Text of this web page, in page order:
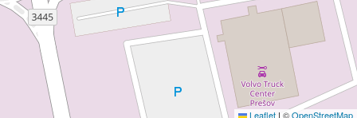
Leaflet | ©OpenStreetMap